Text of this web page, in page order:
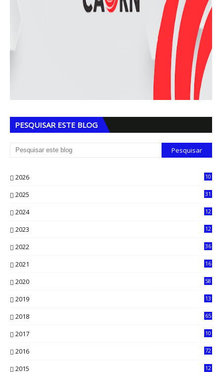
PESQUISAR ESTE BLOG
2026
10
2025
31
2024
12
2023
12
2022
36
2021
16
2020
58
2019
13
2018 65
2017 10
2016
72
2015
12